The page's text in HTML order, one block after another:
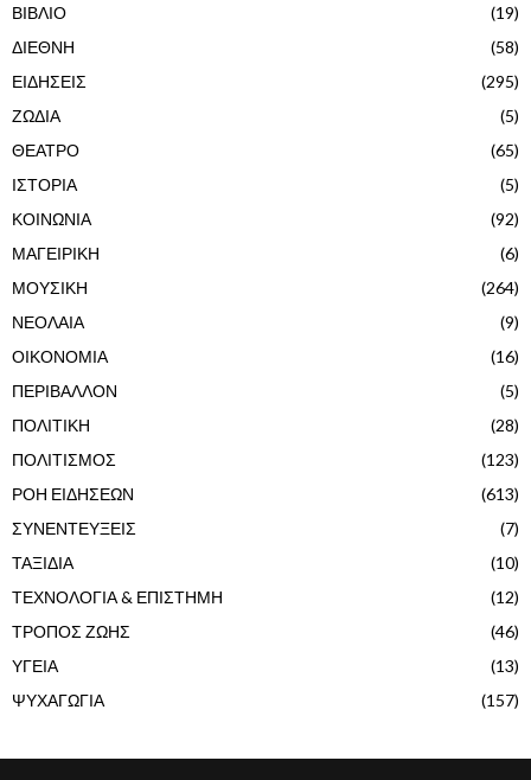
ΒΙΒΛΙΟ
(19)
ΔΙΕΘΝΗ
(58)
ΕΙΔΗΣΕΙΣ
(295)
ΖΩΔΙΑ
(5)
ΘΕΑΤΡΟ
(65)
ΙΣΤΟΡΙΑ
(5)
ΚΟΙΝΩΝΙΑ
(92)
ΜΑΓΕΙΡΙΚΗ
(6)
ΜΟΥΣΙΚΗ
(264)
ΝΕΟΛΑΙΑ
(9)
ΟΙΚΟΝΟΜΙΑ
(16)
ΠΕΡΙΒΑΛΛΟΝ
(5)
ΠΟΛΙΤΙΚΗ
(28)
ΠΟΛΙΤΙΣΜΟΣ
(123)
ΡΟΗ ΕΙΔΗΣΕΩΝ
(613)
ΣΥΝΕΝΤΕΥΞΕΙΣ
(7)
ΤΑΞΙΔΙΑ
(10)
ΤΕΧΝΟΛΟΓΙΑ & ΕΠΙΣΤΗΜΗ
(12)
ΤΡΟΠΟΣ ΖΩΗΣ
(46)
ΥΓΕΙΑ
(13)
ΨΥΧΑΓΩΓΙΑ
(157)